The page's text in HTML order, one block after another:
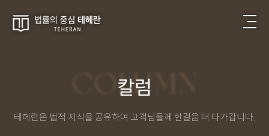
COLUMN
칼럼
테헤란은 법적 지식을 공유하여 고객님들께 한걸음 더 다가갑니다.